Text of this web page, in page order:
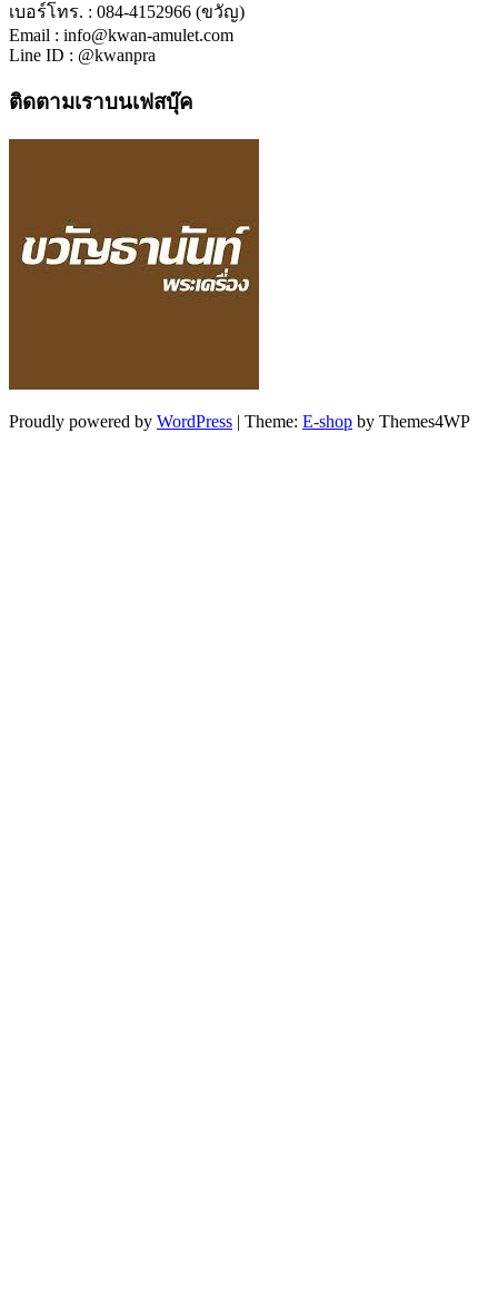
เบอร์โทร. : 084-4152966 (ขวัญ)
Email : info@kwan-amulet.com
Line ID : @kwanpra
ติดตามเราบนเฟสบุ๊ค
Proudly powered by WordPress | Theme: E-shop by Themes4WP